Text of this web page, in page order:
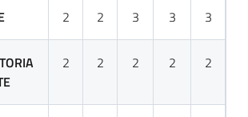
2 2 3 3 3
2 2 2 2 2